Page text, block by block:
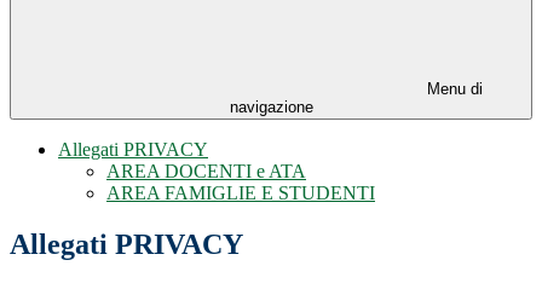
Menu di
navigazione
Allegati PRIVACY
AREA DOCENTI e ATA
AREA FAMIGLIE E STUDENTI
Allegati PRIVACY